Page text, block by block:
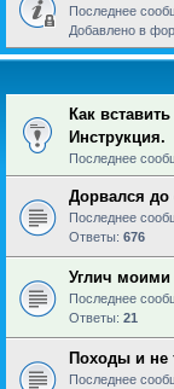
Последнее
Добавлено в
Как
Инструкция.
Последнее
Дорвался до
Последнее
Ответы: 676
Углич моими
Последнее
Ответы: 21
Походы и не
Последнее